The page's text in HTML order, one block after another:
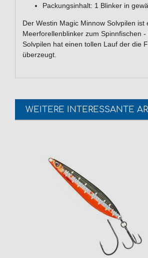
Packungsinhalt: 1 Blinker in
Der Westin Magic Minnow Solvpilen ist
Meerforellenblinker zum Spinnfischen -
Solvpilen hat einen tollen Lauf der die
überzeugt.
WEITERE INTERESSANTE